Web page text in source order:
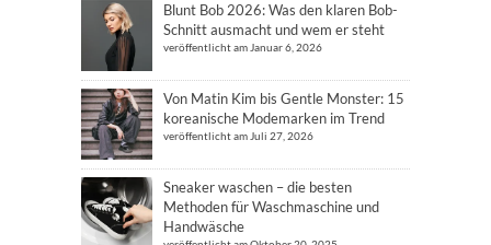
Blunt Bob 2026: Was den klaren Bob-
Schnitt ausmacht und wem er steht
veröffentlicht am Januar 6, 2026
Von Matin Kim bis Gentle Monster: 15
koreanische Modemarken im Trend
veröffentlicht am Juli 27, 2026
Sneaker waschen – die besten
Methoden für Waschmaschine und
Handwäsche